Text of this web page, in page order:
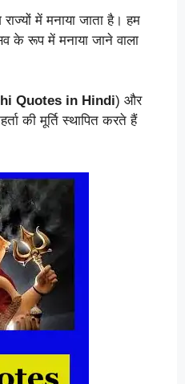
में मनाया जाता है। हम
के रूप में मनाया जाने वाला
Quotes in Hindi) और
की मूर्ति स्थापित करते हैं